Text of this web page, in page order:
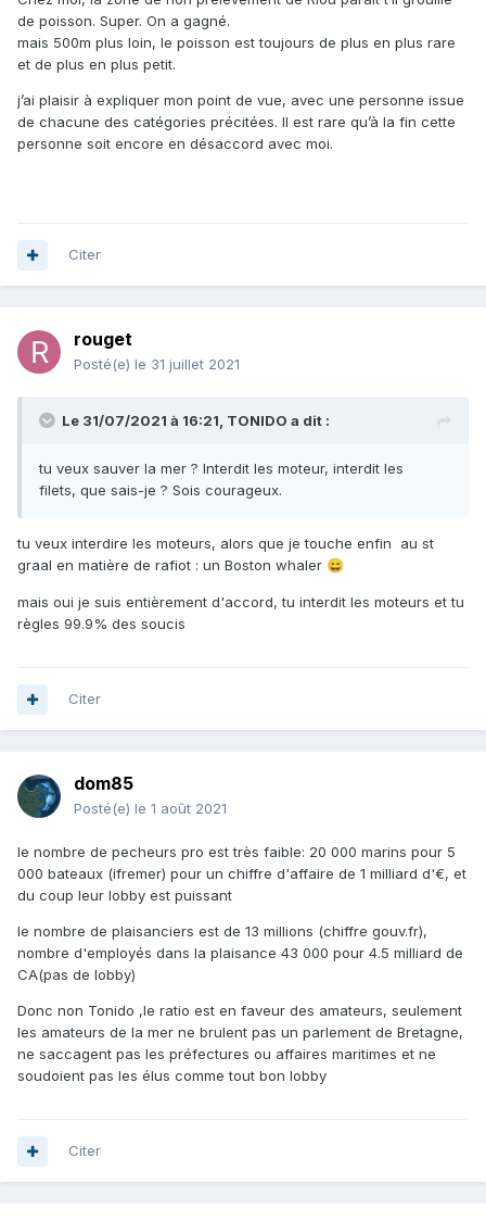
de poisson. Super. On a gagné.
mais 500m plus loin, le poisson est toujours de plus en plus rare
et de plus en plus petit.
j’ai plaisir à expliquer mon point de vue, avec une personne issue
de chacune des catégories précitées. Il est rare qu’à la fin cette
personne soit encore en désaccord avec moi.
Citer
rouget
Posté(e) le 31 juillet 2021
Le 31/07/2021 à 16:21, TONIDO a dit :
tu veux sauver la mer ? Interdit les moteur, interdit les
filets, que sais-je ? Sois courageux.
tu veux interdire les moteurs, alors que je touche enfin au st
graal en matière de rafiot : un Boston whaler 😄
mais oui je suis entièrement d'accord, tu interdit les moteurs et tu
règles 99.9% des soucis
Citer
dom85
Posté(e) le 1 août 2021
le nombre de pecheurs pro est très faible: 20 000 marins pour 5
000 bateaux (ifremer) pour un chiffre d'affaire de 1 milliard d'€, et
du coup leur lobby est puissant
le nombre de plaisanciers est de 13 millions (chiffre gouv.fr),
nombre d'employés dans la plaisance 43 000 pour 4.5 milliard de
CA(pas de lobby)
Donc non Tonido ,le ratio est en faveur des amateurs, seulement
les amateurs de la mer ne brulent pas un parlement de Bretagne,
ne saccagent pas les préfectures ou affaires maritimes et ne
soudoient pas les élus comme tout bon lobby
Citer